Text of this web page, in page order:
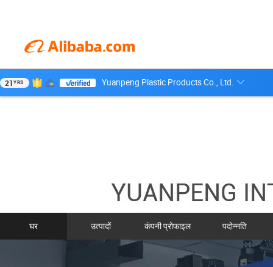
21YRS Yuanpeng Plastic Products Co., Ltd.
घर उत्पादों कंपनी प्रोफाइल पदोन्नति